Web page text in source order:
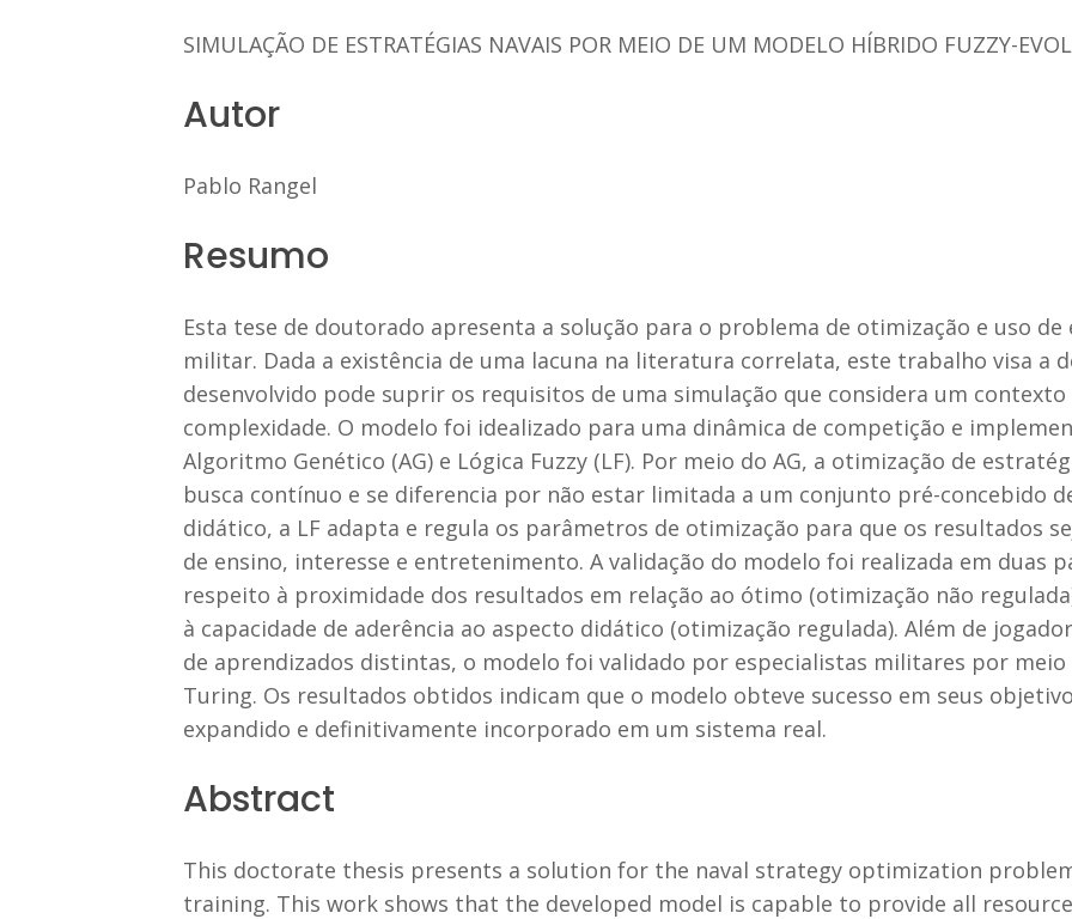
SIMULAÇÃO DE ESTRATÉGIAS NAVAIS POR MEIO DE UM MODELO HÍBRIDO FUZZY-
Autor
Pablo Rangel
Resumo
Esta tese de doutorado apresenta a solução para o problema de otimização e uso
militar. Dada a existência de uma lacuna na literatura correlata, este trabalho visa a
desenvolvido pode suprir os requisitos de uma simulação que considera um
complexidade. O modelo foi idealizado para uma dinâmica de competição e
Algoritmo Genético (AG) e Lógica Fuzzy (LF). Por meio do AG, a otimização de
busca contínuo e se diferencia por não estar limitada a um conjunto pré-concebido
didático, a LF adapta e regula os parâmetros de otimização para que os resultados
de ensino, interesse e entretenimento. A validação do modelo foi realizada em duas
respeito à proximidade dos resultados em relação ao ótimo (otimização não
à capacidade de aderência ao aspecto didático (otimização regulada). Além de
de aprendizados distintas, o modelo foi validado por especialistas militares por meio
Turing. Os resultados obtidos indicam que o modelo obteve sucesso em seus
expandido e definitivamente incorporado em um sistema real.
Abstract
This doctorate thesis presents a solution for the naval strategy optimization
training. This work shows that the developed model is capable to provide all